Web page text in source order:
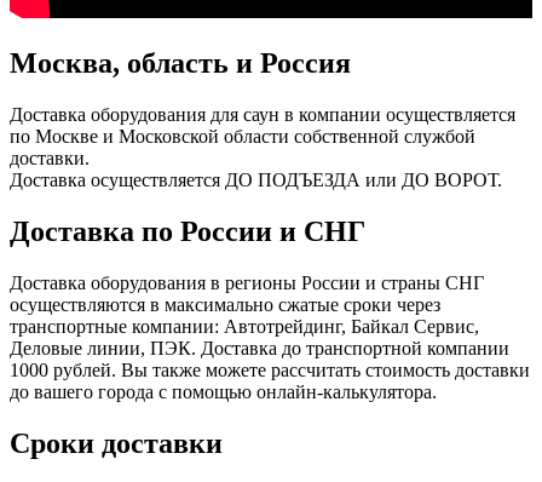
Москва, область и Россия
Доставка оборудования для саун в компании осуществляется
по Москве и Московской области собственной службой
доставки.
Доставка осуществляется ДО ПОДЪЕЗДА или ДО ВОРОТ.
Доставка по России и СНГ
Доставка оборудования в регионы России и страны СНГ
осуществляются в максимально сжатые сроки через
транспортные компании: Автотрейдинг, Байкал Сервис,
Деловые линии, ПЭК. Доставка до транспортной компании
1000 рублей. Вы также можете рассчитать стоимость доставки
до вашего города с помощью онлайн-калькулятора.
Сроки доставки